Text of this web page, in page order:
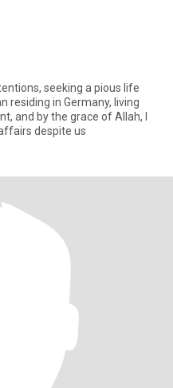
seeking a pious life
residing in Germany, living
and by the grace of Allah, I
despite us